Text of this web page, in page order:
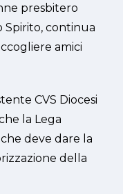
presbitero
Spirito, continua
amici
CVS Diocesi
la Lega
deve dare la
della